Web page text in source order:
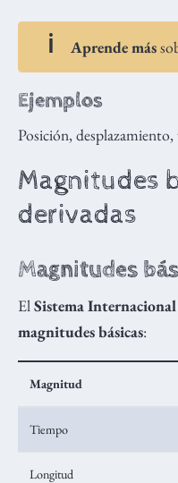
Aprende más
Ejemplos
Posición,
Magnitudes
derivadas
Magnitudes
ElSistema Internacional
magnitudes básicas:
Magnitud
Tiempo
Longitud